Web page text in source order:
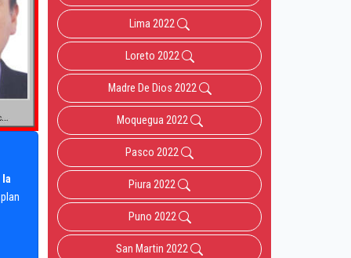
Lima 2022
Loreto 2022
Madre De Dios 2022
Moquegua 2022
Pasco 2022
Piura 2022
Puno 2022
San Martin 2022